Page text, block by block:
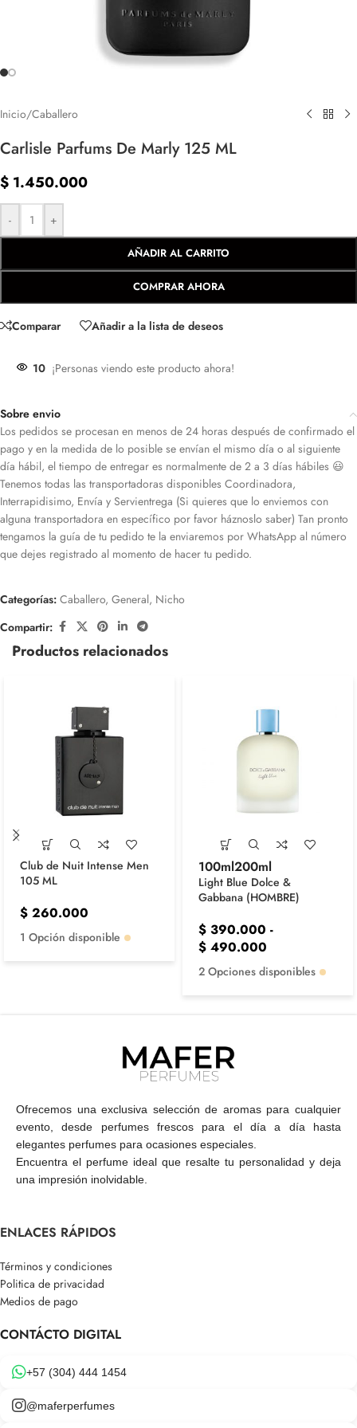
Inicio/Caballero
Carlisle Parfums De Marly 125 ML
$ 1.450.000
- +
AÑADIR AL CARRITO
COMPRAR AHORA
Comparar Añadir a la lista de deseos
10 ¡Personas viendo este producto ahora!
Sobre envio
Los pedidos se procesan en menos de 24 horas después de confirmado el
pago y en la medida de lo posible se envían el mismo día o al siguiente
día hábil, el tiempo de entregar es normalmente de 2 a 3 días hábiles 😃
Tenemos todas las transportadoras disponibles Coordinadora,
Interrapidisimo, Envía y Servientrega (Si quieres que lo enviemos con
alguna transportadora en específico por favor háznoslo saber) Tan pronto
tengamos la guía de tu pedido te la enviaremos por WhatsApp al número
que dejes registrado al momento de hacer tu pedido.
Categorías: Caballero, General, Nicho
Compartir:
Productos relacionados
Club de Nuit Intense Men
105 ML
$ 260.000
1 Opción disponible
100ml200ml
Light Blue Dolce &
Gabbana (HOMBRE)
$ 390.000 -
$ 490.000
2 Opciones disponibles
Ofrecemos una exclusiva selección de aromas para cualquier
evento, desde perfumes frescos para el día a día hasta
elegantes perfumes para ocasiones especiales.
Encuentra el perfume ideal que resalte tu personalidad y deja
una impresión inolvidable.
ENLACES RÁPIDOS
Términos y condiciones
Politica de privacidad
Medios de pago
CONTÁCTO DIGITAL
+57 (304) 444 1454
@maferperfumes